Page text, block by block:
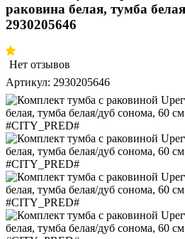
раковина белая, тумба
2930205646
Нет отзывов
Артикул: 2930205646